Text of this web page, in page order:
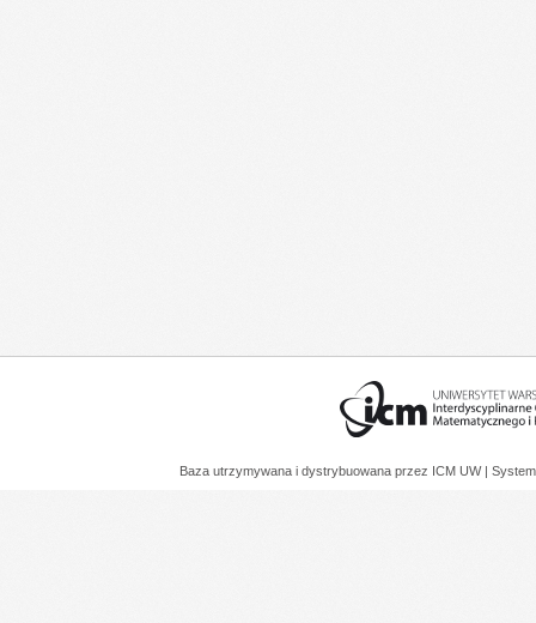
Baza utrzymywana i dystrybuowana przez ICM UW |